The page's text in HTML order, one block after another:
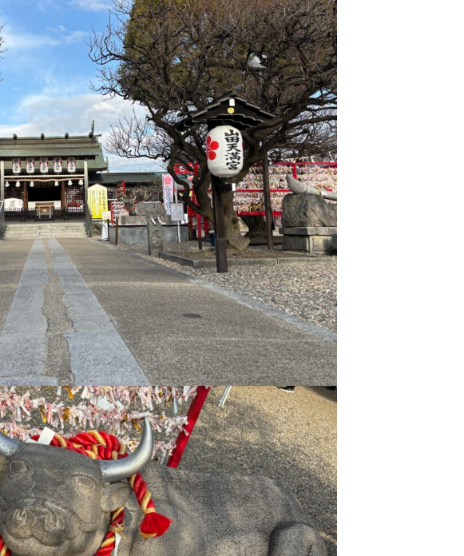
東海医療工学
専門学校
東海医療工学
専門学校
東海医療工学
専門学校
東海医療工学
専門学校